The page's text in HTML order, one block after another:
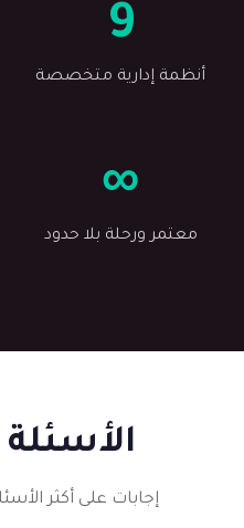
9
أنظمة إدارية متخصصة
∞
معتمر ورحلة بلا حدود
إجابات على أكثر